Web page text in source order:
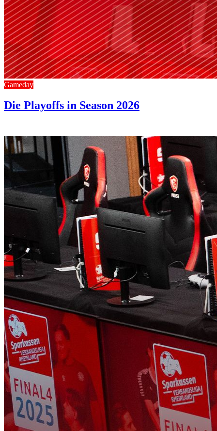
Gameday
Die Playoffs in Season 2026